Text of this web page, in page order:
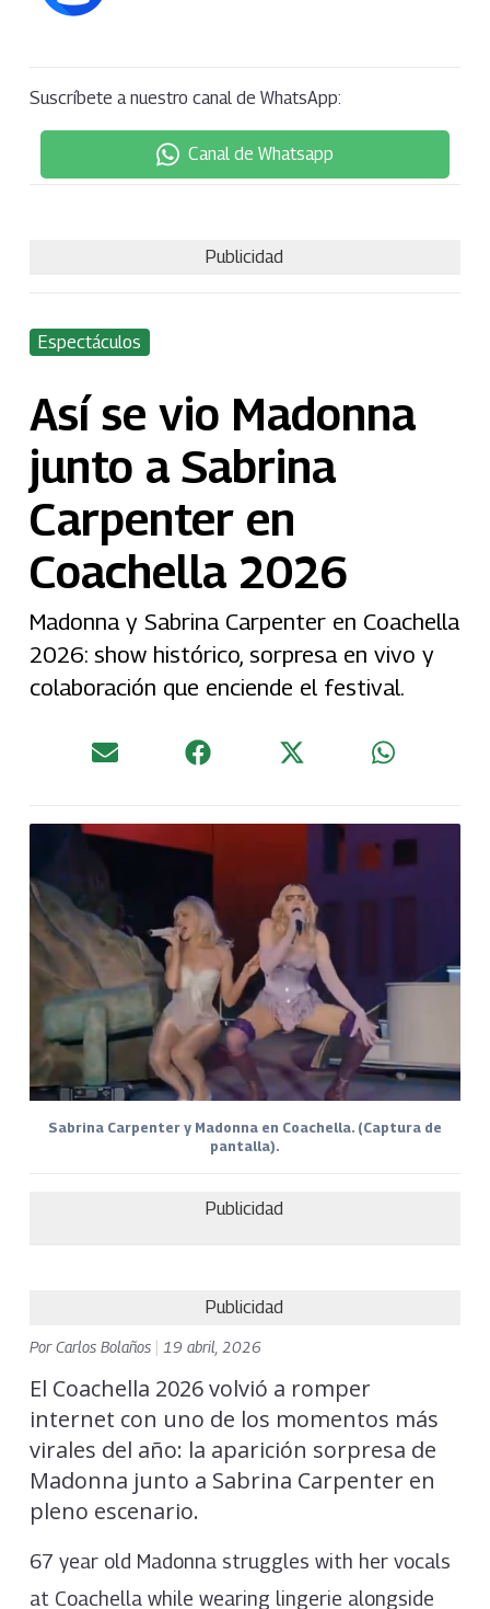
Suscríbete a nuestro canal de WhatsApp:
Canal de Whatsapp
Publicidad
Espectáculos
Así se vio Madonna
junto a Sabrina
Carpenter en
Coachella 2026
Madonna y Sabrina Carpenter en Coachella
2026: show histórico, sorpresa en vivo y
colaboración que enciende el festival.
Sabrina Carpenter y Madonna en Coachella. (Captura de
pantalla).
Publicidad
Publicidad
PorCarlos Bolaños 19 abril, 2026
El Coachella 2026 volvió a romper
internet con uno de los momentos más
virales del año: la aparición sorpresa de
Madonna junto a Sabrina Carpenter en
pleno escenario.
67 year old Madonna struggles with her vocals
at Coachella while wearing lingerie alongside